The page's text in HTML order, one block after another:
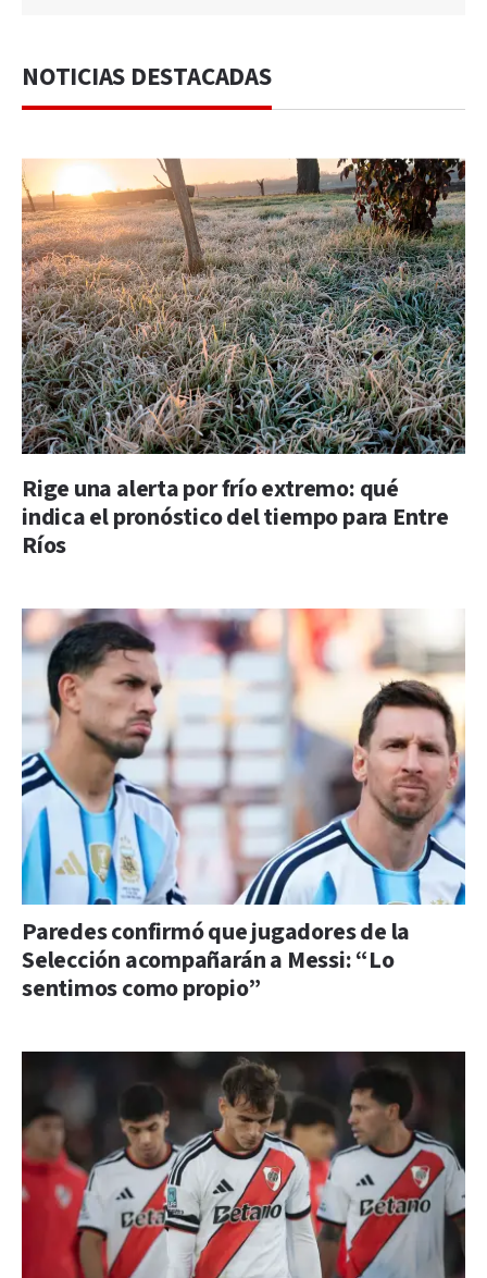
NOTICIAS DESTACADAS
Rige una alerta por frío extremo: qué
indica el pronóstico del tiempo para Entre
Ríos
Paredes confirmó que jugadores de la
Selección acompañarán a Messi: “Lo
sentimos como propio”